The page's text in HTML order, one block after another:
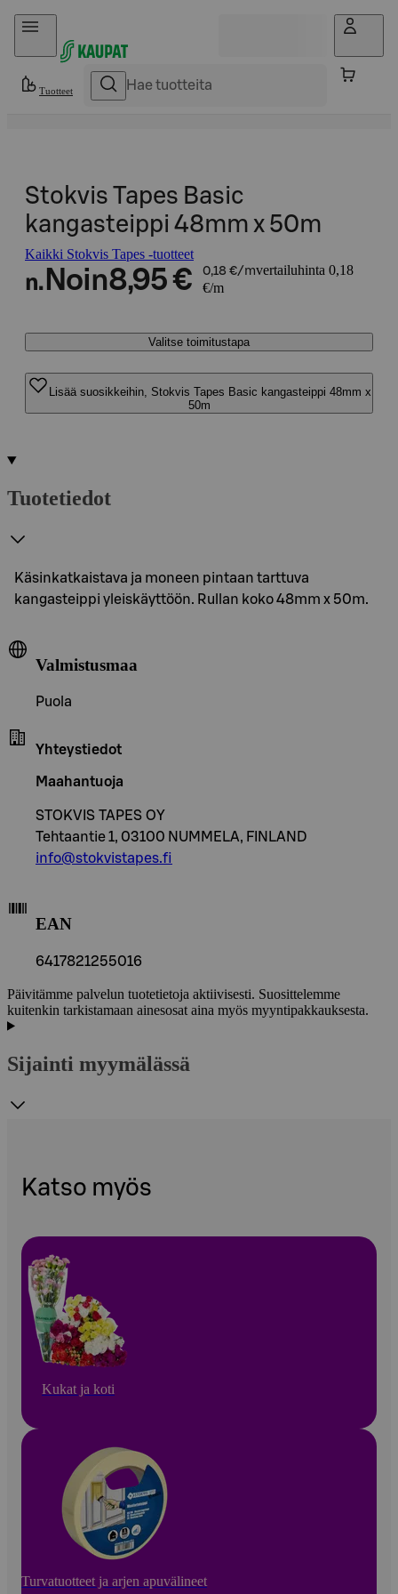
Hyppää sisältöön
Tuotteet
Stokvis Tapes Basic
kangasteippi 48mm x 50m
Kaikki Stokvis Tapes -tuotteet
n. Noin8,95 € 0,18 €/mvertailuhinta 0,18
€/m
Valitse toimitustapa
Lisää suosikkeihin, Stokvis Tapes Basic kangasteippi 48mm x
50m
Tuotetiedot
Käsinkatkaistava ja moneen pintaan tarttuva
kangasteippi yleiskäyttöön. Rullan koko 48mm x 50m.
Valmistusmaa
Puola
Yhteystiedot
Maahantuoja
STOKVIS TAPES OY
Tehtaantie 1, 03100 NUMMELA, FINLAND
info@stokvistapes.fi
EAN
6417821255016
Päivitämme palvelun tuotetietoja aktiivisesti. Suosittelemme
kuitenkin tarkistamaan ainesosat aina myös myyntipakkauksesta.
Sijainti myymälässä
Katso myös
Kukat ja koti
Turvatuotteet ja arjen apuvälineet